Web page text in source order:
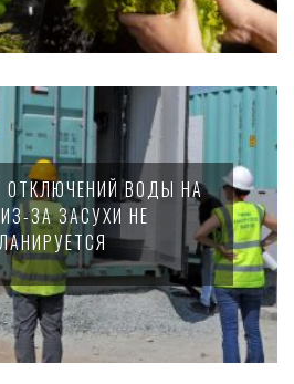
ОТКЛЮЧЕНИЙ ВОДЫ НА
ЗА ЗАСУХИ НЕ